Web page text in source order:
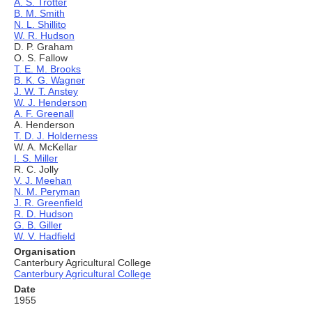
B. M. Smith
N. L. Shillito
W. R. Hudson
D. P. Graham
O. S. Fallow
T. E. M. Brooks
B. K. G. Wagner
J. W. T. Anstey
W. J. Henderson
A. F. Greenall
A. Henderson
T. D. J. Holderness
W. A. McKellar
I. S. Miller
R. C. Jolly
V. J. Meehan
N. M. Peryman
J. R. Greenfield
R. D. Hudson
G. B. Giller
W. V. Hadfield
Organisation
Canterbury Agricultural College
Canterbury Agricultural College
Date
1955